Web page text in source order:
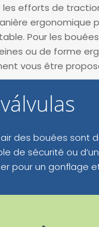
efforts de
ergonomique
Pour les
ou de forme
vous être
des bouées sont
de sécurité ou
pour un gonflage